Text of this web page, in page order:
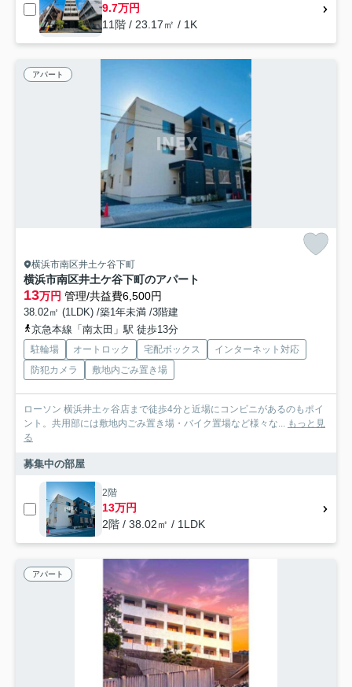
9.7万円
11階 / 23.17㎡ / 1K
アパート
横浜市南区井土ケ谷下町
横浜市南区井土ケ谷下町のアパート
13万円 管理/共益費6,500円
38.02㎡ (1LDK) /築1年未満 /3階建
京急本線「南太田」駅 徒歩13分
駐輪場 オートロック 宅配ボックス
インターネット対応
防犯カメラ
敷地内ごみ置き場
ローソン 横浜井土ヶ谷店まで徒歩4分と近場にコンビニがあるのもポイ
ント。共用部には敷地内ごみ置き場・バイク置場など様々な... もっと見
る
募集中の部屋
2階
13万円
2階 / 38.02㎡ / 1LDK
アパート